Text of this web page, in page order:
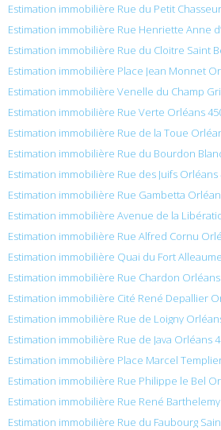
Estimation immobilière Rue du Petit
Estimation immobilière Rue Henriette Anne
Estimation immobilière Rue du Cloitre Saint
Estimation immobilière Place Jean Monnet
Estimation immobilière Venelle du Champ
Estimation immobilière Rue Verte Orléans
Estimation immobilière Rue de la Toue
Estimation immobilière Rue du Bourdon
Estimation immobilière Rue des Juifs Orléans
Estimation immobilière Rue Gambetta
Estimation immobilière Avenue de la
Estimation immobilière Rue Alfred Cornu
Estimation immobilière Quai du Fort
Estimation immobilière Rue Chardon
Estimation immobilière Cité René Depallier
Estimation immobilière Rue de Loigny
Estimation immobilière Rue de Java Orléans
Estimation immobilière Place Marcel
Estimation immobilière Rue Philippe le Bel
Estimation immobilière Rue René
Estimation immobilière Rue du Faubourg